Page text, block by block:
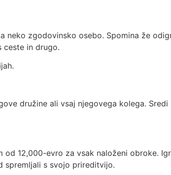
neko zgodovinsko osebo. Spomina že
ceste in drugo.
družine ali vsaj njegovega kolega. Sredi
12,000-evro za vsak naloženi obroke.
spremljali s svojo prireditvijo.